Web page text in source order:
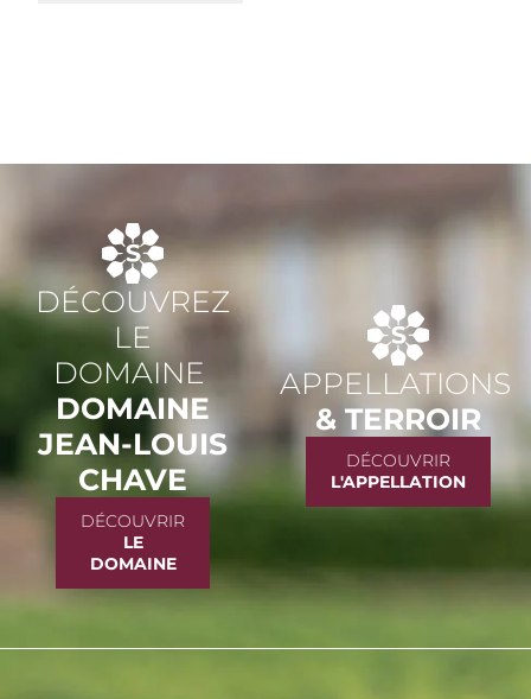
DÉCOUVREZ
LE
DOMAINE
DOMAINE
JEAN-LOUIS
CHAVE
DÉCOUVRIR
LE
DOMAINE
APPELLATIONS
& TERROIR
DÉCOUVRIR
L'APPELLATION